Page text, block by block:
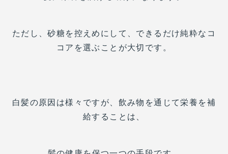
ただし、砂糖を控えめにして、できるだけ純粋なコ
コアを選ぶことが大切です。
白髪の原因は様々ですが、飲み物を通じて栄養を補
給することは、